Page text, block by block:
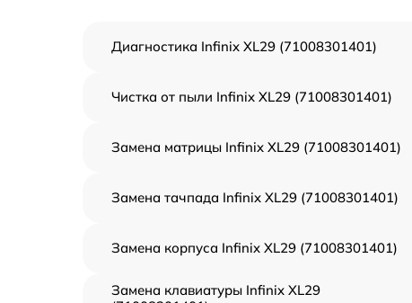
Диагностика Infinix XL29 (71008301401)
Чистка от пыли Infinix XL29 (71008301401)
Замена матрицы Infinix XL29 (71008301401)
Замена тачпада Infinix XL29 (71008301401)
Замена корпуса Infinix XL29 (71008301401)
Замена клавиатуры Infinix XL29